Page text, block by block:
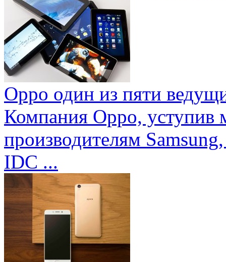
Oppo один из пяти
Компания Oppo, уступив
производителям
IDC ...